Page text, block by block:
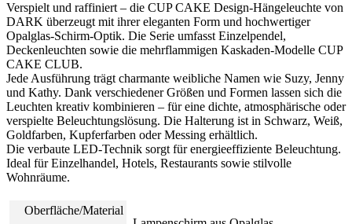
Verspielt und raffiniert – die CUP CAKE Design-Hängeleuchte von
DARK überzeugt mit ihrer eleganten Form und hochwertiger
Opalglas-Schirm-Optik. Die Serie umfasst Einzelpendel,
Deckenleuchten sowie die mehrflammigen Kaskaden-Modelle CUP
CAKE CLUB.
Jede Ausführung trägt charmante weibliche Namen wie Suzy, Jenny
und Kathy. Dank verschiedener Größen und Formen lassen sich die
Leuchten kreativ kombinieren – für eine dichte, atmosphärische oder
verspielte Beleuchtungslösung. Die Halterung ist in Schwarz, Weiß,
Goldfarben, Kupferfarben oder Messing erhältlich.
Die verbaute LED-Technik sorgt für energieeffiziente Beleuchtung.
Ideal für Einzelhandel, Hotels, Restaurants sowie stilvolle
Wohnräume.
Oberfläche/Material